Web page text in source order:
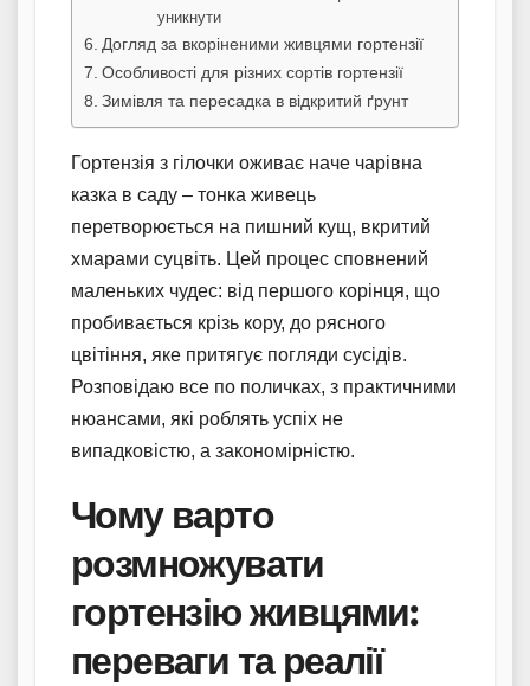
уникнути
Догляд за вкоріненими живцями гортензії
Особливості для різних сортів гортензії
Зимівля та пересадка в відкритий ґрунт
Гортензія з гілочки оживає наче чарівна
казка в саду – тонка живець
перетворюється на пишний кущ, вкритий
хмарами суцвіть. Цей процес сповнений
маленьких чудес: від першого корінця, що
пробивається крізь кору, до рясного
цвітіння, яке притягує погляди сусідів.
Розповідаю все по поличках, з практичними
нюансами, які роблять успіх не
випадковістю, а закономірністю.
Чому варто
розмножувати
гортензію живцями:
переваги та реалії